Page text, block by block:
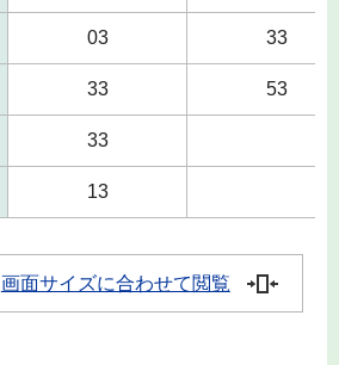
03 33
33 53
33
13
画面サイズに合わせて閲覧